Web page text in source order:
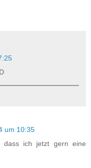
um 10:35
dass ich jetzt gern eine